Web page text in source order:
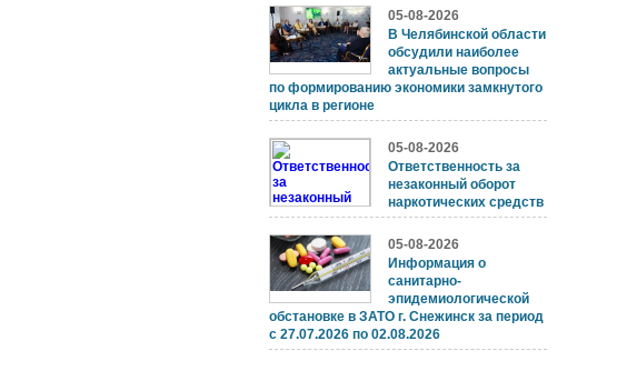
05-08-2026
В Челябинской области
обсудили наиболее
актуальные вопросы
по формированию экономики замкнутого
цикла в регионе
05-08-2026
Ответственность за
незаконный оборот
наркотических средств
05-08-2026
Информация о
санитарно-
эпидемиологической
обстановке в ЗАТО г. Снежинск за период
с 27.07.2026 по 02.08.2026